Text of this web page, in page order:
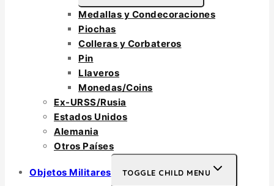
Medallas y Condecoraciones
Piochas
Colleras y Corbateros
Pin
Llaveros
Monedas/Coins
Ex-URSS/Rusia
Estados Unidos
Alemania
Otros Países
Objetos Militares TOGGLE CHILD MENU